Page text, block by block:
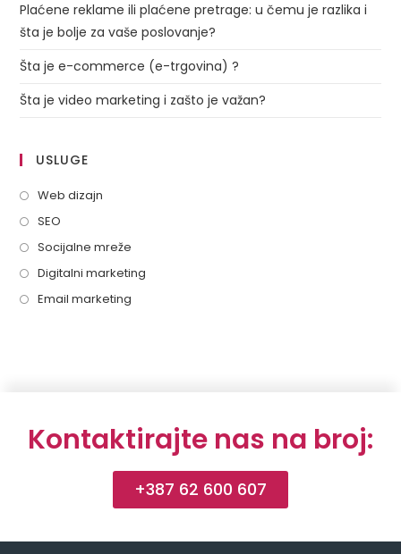
Plaćene reklame ili plaćene pretrage: u čemu je razlika i
šta je bolje za vaše poslovanje?
Šta je e-commerce (e-trgovina) ?
Šta je video marketing i zašto je važan?
USLUGE
Web dizajn
SEO
Socijalne mreže
Digitalni marketing
Email marketing
Kontaktirajte nas na broj:
+387 62 600 607